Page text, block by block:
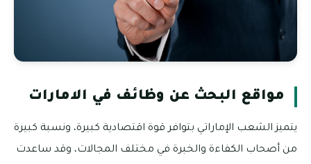
مواقع البحث عن وظائف في الامارات
يتميز الشعب الإماراتي بتوافر قوة اقتصادية كبيرة، ونسبة كبيرة
من أصحاب الكفاءة والخبرة في مختلف المجالات، وقد ساعدت